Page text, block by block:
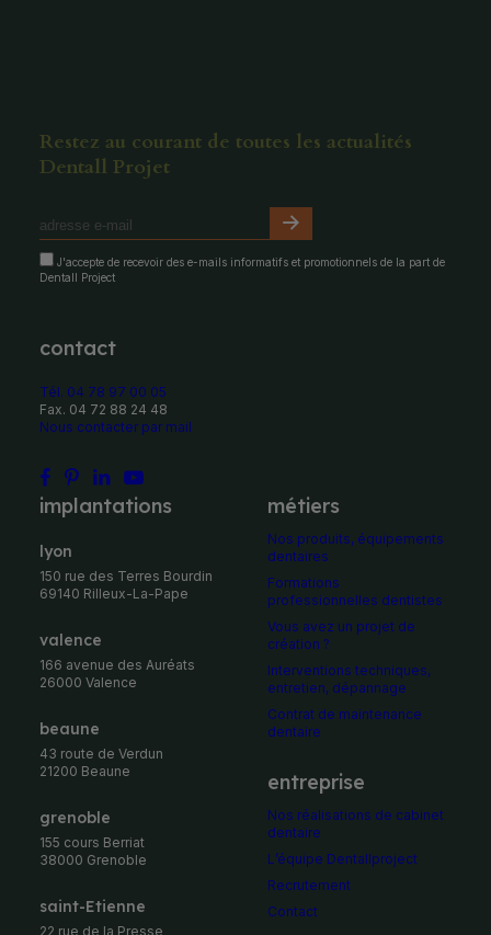
Restez au courant de toutes les actualités
Dentall Projet
J'accepte de recevoir des e-mails informatifs et promotionnels de la part de
Dentall Project
contact
Tél. 04 78 97 00 05
Fax. 04 72 88 24 48
Nous contacter par mail
implantations
Lyon
150 rue des Terres Bourdin
69140 Rilleux-La-Pape
Valence
166 avenue des Auréats
26000 Valence
Beaune
43 route de Verdun
21200 Beaune
Grenoble
155 cours Berriat
38000 Grenoble
Saint-Etienne
22 rue de la Presse
métiers
Nos produits, équipements
dentaires
Formations
professionnelles dentistes
Vous avez un projet de
création ?
Interventions techniques,
entretien, dépannage
Contrat de maintenance
dentaire
entreprise
Nos réalisations de cabinet
dentaire
L’équipe Dentallproject
Recrutement
Contact